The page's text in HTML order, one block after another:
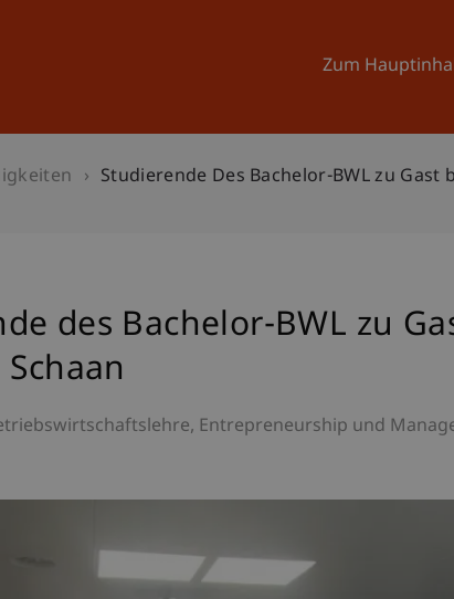
Zum
Universität
Studierende Des Bachelor-BWL zu Gast
des Bachelor-BWL zu
Entrepreneurship und